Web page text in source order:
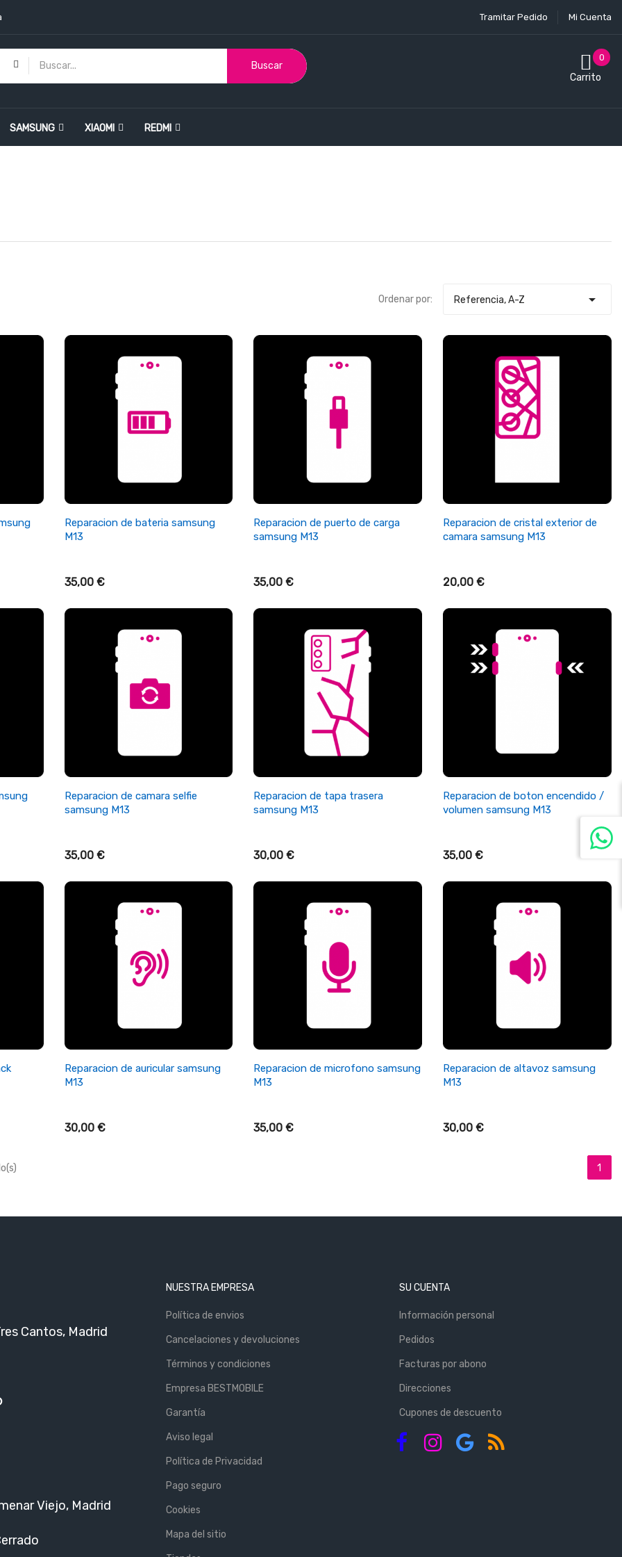
Mi Cuenta
Tramitar Pedido
Buscar
0
Carrito
SAMSUNG XIAOMI REDMI
de
Ordenar por: Referencia, A-Z 
+ Añadir Al Carrito
Reparacion de bateria samsung
M13
35,00 €
+ Añadir Al Carrito
Reparacion de puerto de carga
samsung M13
35,00 €
+ Añadir Al Carrito
Reparacion de cristal exterior de
camara samsung M13
20,00 €
+ Añadir Al Carrito
Reparacion de camara selfie
samsung M13
35,00 €
+ Añadir Al Carrito
Reparacion de tapa trasera
samsung M13
30,00 €
+ Añadir Al Carrito
Reparacion de boton encendido /
volumen samsung M13
35,00 €
+ Añadir Al Carrito
Reparacion de auricular samsung
M13
30,00 €
+ Añadir Al Carrito
Reparacion de microfono samsung
M13
35,00 €
+ Añadir Al Carrito
Reparacion de altavoz samsung
M13
30,00 €
1
Cantos, Madrid
Viejo, Madrid
NUESTRA EMPRESA
Política de envios
Cancelaciones y devoluciones
Términos y condiciones
Empresa BESTMOBILE
Garantía
Aviso legal
Política de Privacidad
Pago seguro
Cookies
Mapa del sitio
SU CUENTA
Información personal
Pedidos
Facturas por abono
Direcciones
Cupones de descuento